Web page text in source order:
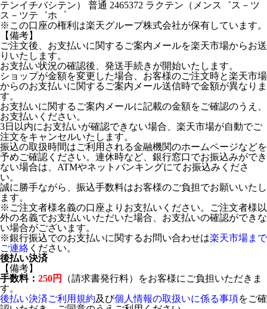
テンイチバシテン） 普通 2465372 ラクテン（メンス゛ス－ツ
ス－ツテ゛ホ゜
※この口座の権利は楽天グループ株式会社が保有しています。
【備考】
ご注文後、お支払いに関するご案内メールを楽天市場からお送
りいたします。
お支払い状況の確認後、発送手続きが開始いたします。
ショップが金額を変更した場合、お客様のご注文時と楽天市場
からのお支払いに関するご案内メール送信時で金額が異なりま
す。
お支払いに関するご案内メールに記載の金額をご確認のうえ、
お支払いください。
3日以内にお支払いが確認できない場合、楽天市場が自動でご
注文をキャンセルいたします。
振込の取扱時間はご利用される金融機関のホームページなどを
予めご確認ください。連休時など、銀行窓口でお振込みができ
ない場合は、ATMやネットバンキングにてお振込みくださ
い。
誠に勝手ながら、振込手数料はお客様のご負担でお願いいたし
ます。
※ご注文者様名義の口座よりお支払いください。ご注文者様以
外の名義でお支払いいただいた場合、お支払いの確認ができな
い場合がございます。
※銀行振込でのお支払いに関するお問い合わせは楽天市場まで
ご連絡 ください。
後払い決済
【備考】
手数料： 250円
（請求書発行料）をお客様にご負担いただきま
す。
後払い決済ご利用規約及び個人情報の取扱いに係る事項をご確